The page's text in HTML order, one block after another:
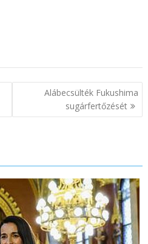
Alábecsülték Fukushima
sugárfertőzését